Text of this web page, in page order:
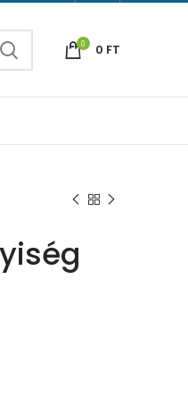
0 0 FT